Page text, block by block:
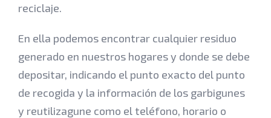
reciclaje.
En ella podemos encontrar cualquier residuo
generado en nuestros hogares y donde se debe
depositar, indicando el punto exacto del punto
de recogida y la información de los garbigunes
y reutilizagune como el teléfono, horario o